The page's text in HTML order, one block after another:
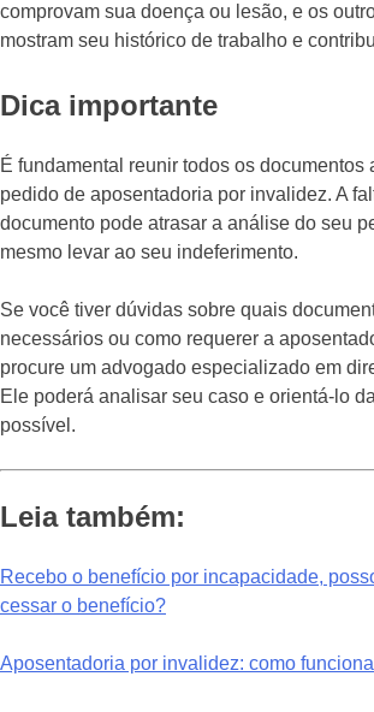
comprovam sua doença ou lesão, e os
mostram seu histórico de trabalho e
Dica importante
É fundamental reunir todos os documentos
pedido de aposentadoria por invalidez. A
documento pode atrasar a análise do seu
mesmo levar ao seu indeferimento.
Se você tiver dúvidas sobre quais
necessários ou como requerer a
procure um advogado especializado em
Ele poderá analisar seu caso e orientá-lo
possível.
Leia também:
Recebo o benefício por incapacidade,
cessar o benefício?
Aposentadoria por invalidez: como